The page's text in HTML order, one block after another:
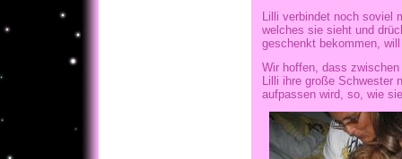
Lilli verbindet noch soviel
welches sie sieht und
geschenkt bekommen,
Wir hoffen, dass
Lilli ihre große Schwester
aufpassen wird, so, wie